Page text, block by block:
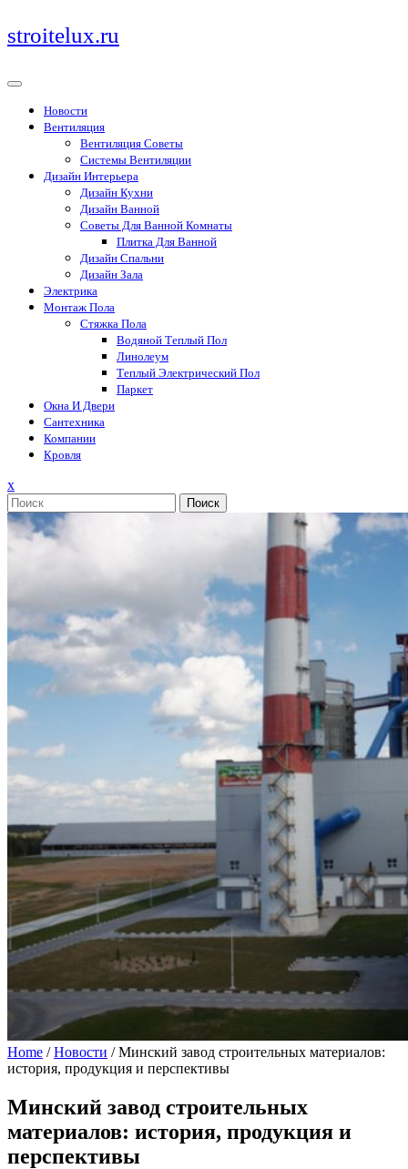
Перейти
к
stroitelux.ru
Новости
Вентиляция
Вентиляция Советы
Системы Вентиляции
Дизайн Интерьера
Дизайн Кухни
Дизайн Ванной
Советы Для Ванной Комнаты
Плитка Для Ванной
Дизайн Спальни
Дизайн Зала
Электрика
Монтаж Пола
Стяжка Пола
Водяной Теплый Пол
Линолеум
Теплый Электрический Пол
Паркет
Окна И Двери
Сантехника
Компании
Кровля
xЗакрыть
меню
Поиск
Home /Новости /Минский завод строительных материалов:
история, продукция и перспективы
Минский завод строительных
материалов: история, продукция и
перспективы